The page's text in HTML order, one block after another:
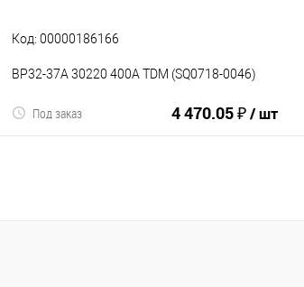
Код: 00000186166
ВР32-37А 30220 400А TDM (SQ0718-0046)
4 470.05 ₽/ шт
Под заказ